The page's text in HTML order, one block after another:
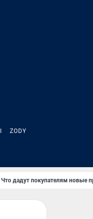
ZODY
Что дадут покупателям новые